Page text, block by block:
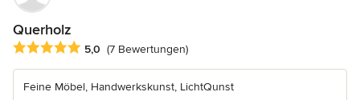
Querholz
Durchschnittliche Bewertung: 5 von 5 Sternen
5,0 (7 Bewertungen)
Feine Möbel, Handwerkskunst, LichtQunst